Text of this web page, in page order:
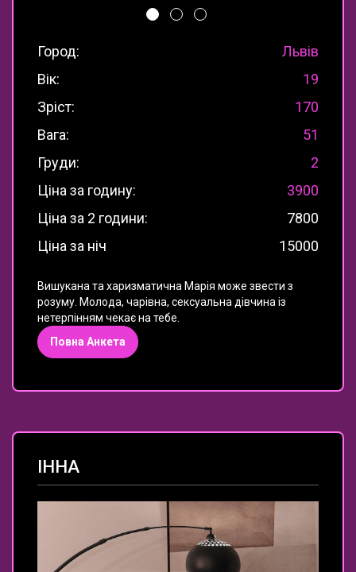
Город:
Львів
Вік:
19
Зріст:
170
Вага:
51
Груди:
2
Ціна за годину:
3900
Ціна за 2 години:
7800
Ціна за ніч
15000
Вишукана та харизматична Марія може звести з
розуму. Молода, чарівна, сексуальна дівчина із
нетерпінням чекає на тебе.
Повна Анкета
ІННА